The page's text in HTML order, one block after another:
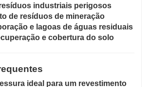
industriais perigosos
de resíduos de mineração
e lagoas de águas residuais
e cobertura do solo
ideal para um revestimento